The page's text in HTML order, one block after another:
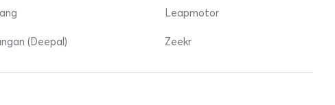
(Deepal)
Leapmotor
Zeekr